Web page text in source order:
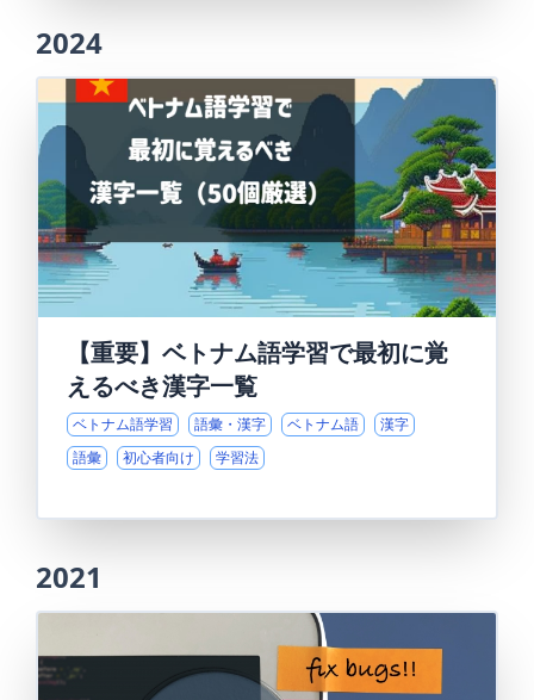
2024
【重要】ベトナム語学習で最初に覚
えるべき漢字一覧
ベトナム語学習 語彙・漢字 ベトナム語
漢字
語彙
初心者向け 学習法
2021